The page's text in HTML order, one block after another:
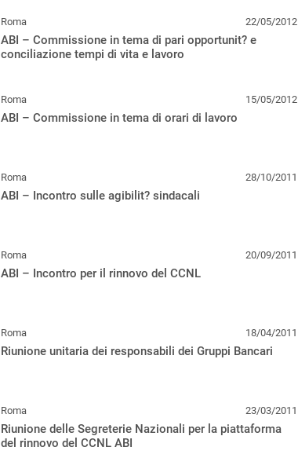
Roma 22/05/2012
ABI – Commissione in tema di pari opportunit? e
conciliazione tempi di vita e lavoro
Roma 15/05/2012
ABI – Commissione in tema di orari di lavoro
Roma 28/10/2011
ABI – Incontro sulle agibilit? sindacali
Roma 20/09/2011
ABI – Incontro per il rinnovo del CCNL
Roma 18/04/2011
Riunione unitaria dei responsabili dei Gruppi Bancari
Roma 23/03/2011
Riunione delle Segreterie Nazionali per la piattaforma
del rinnovo del CCNL ABI